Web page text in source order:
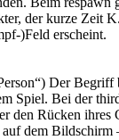
der kurze Zeit
)Feld erscheint.
Der Begriff
Spiel. Bei der
den Rücken ihres
dem Bildschirm